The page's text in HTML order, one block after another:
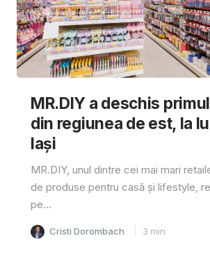
MR.DIY a deschis
din regiunea de est, la
Iași
MR.DIY, unul dintre cei mai mari
de produse pentru casă și lifestyle,
pe...
Cristi Dorombach 3 min